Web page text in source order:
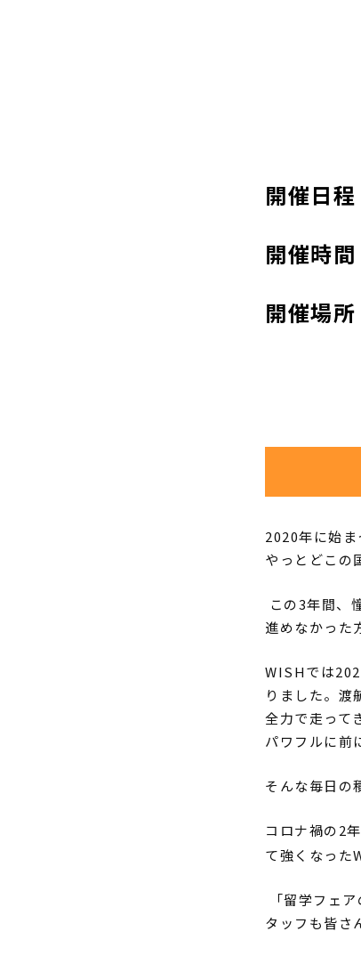
開催日
開催時
開催場
2020年に始ま
やっとどこの
この3年間、
進めなかった
WISHでは
りました。渡
全力で走って
パワフルに前
そんな毎日の
コロナ禍の2
て強くなった
「留学フェ
タッフも皆さ